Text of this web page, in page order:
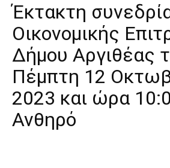
Έκτακτη
Οικονομικής
Δήμου Αργιθέας
Πέμπτη 12
2023 και ώρα
Ανθηρό